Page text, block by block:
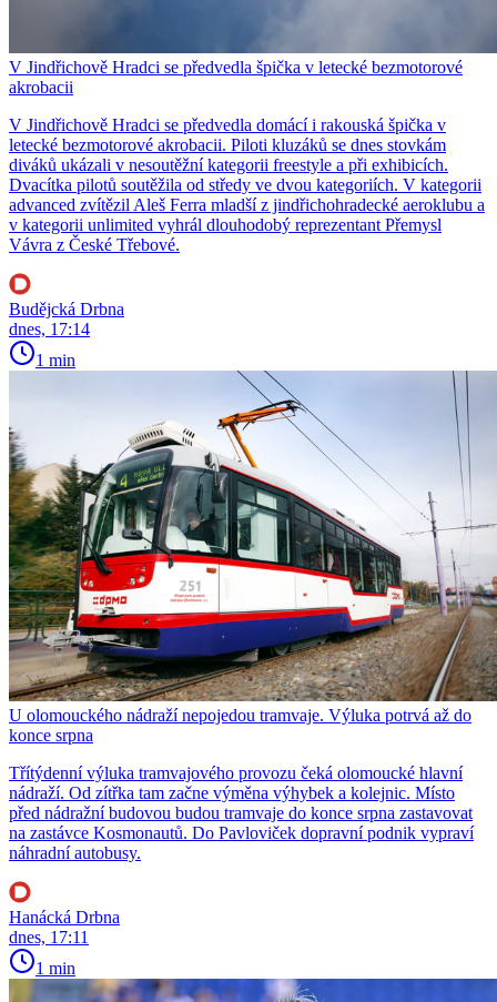
V Jindřichově Hradci se předvedla špička v letecké bezmotorové
akrobacii
V Jindřichově Hradci se předvedla domácí i rakouská špička v
letecké bezmotorové akrobacii. Piloti kluzáků se dnes stovkám
diváků ukázali v nesoutěžní kategorii freestyle a při exhibicích.
Dvacítka pilotů soutěžila od středy ve dvou kategoriích. V kategorii
advanced zvítězil Aleš Ferra mladší z jindřichohradecké aeroklubu a
v kategorii unlimited vyhrál dlouhodobý reprezentant Přemysl
Vávra z České Třebové.
Budějcká Drbna
dnes, 17:14
1 min
U olomouckého nádraží nepojedou tramvaje. Výluka potrvá až do
konce srpna
Třítýdenní výluka tramvajového provozu čeká olomoucké hlavní
nádraží. Od zítřka tam začne výměna výhybek a kolejnic. Místo
před nádražní budovou budou tramvaje do konce srpna zastavovat
na zastávce Kosmonautů. Do Pavloviček dopravní podnik vypraví
náhradní autobusy.
Hanácká Drbna
dnes, 17:11
1 min